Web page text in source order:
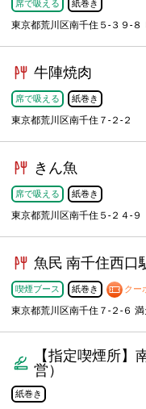
席で吸える 紙巻き
東京都荒川区南千住５-３９-８
牛陣焼肉
席で吸える 紙巻き
東京都荒川区南千住７-２-２
きん魚
席で吸える 紙巻き
東京都荒川区南千住５-２４-９
魚民 南千住西口
喫煙ブース 紙巻き クー
東京都荒川区南千住７-２-６
【指定喫煙所】
営）
紙巻き